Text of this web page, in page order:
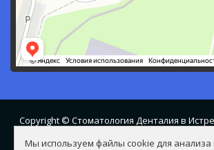
Copyright © Стоматология Денталия в Истре
Мы используем файлы cookie для анализа